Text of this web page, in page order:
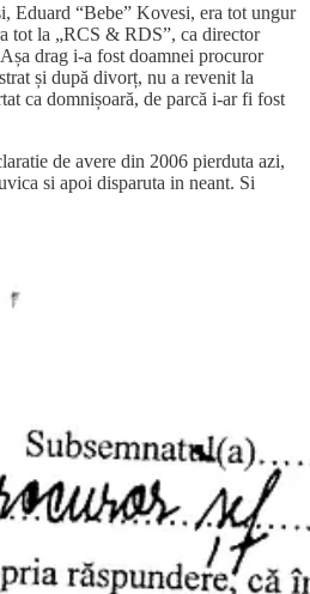
Eduard “Bebe” Kovesi, era tot ungur
tot la „RCS & RDS”, ca director
drag i-a fost doamnei procuror
și după divorț, nu a revenit la
ca domnișoară, de parcă i-ar fi fost
de avere din 2006 pierduta azi,
si apoi disparuta in neant. Si